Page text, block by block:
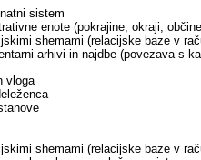
sistem
enote (pokrajine, okraji,
shemami (relacijske baze v
arhivi in najdbe (povezava s
vloga
shemami (relacijske baze v